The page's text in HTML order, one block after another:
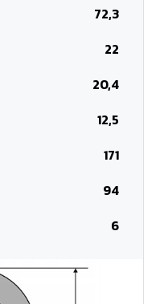
72,3
22
20,4
12,5
171
94
6